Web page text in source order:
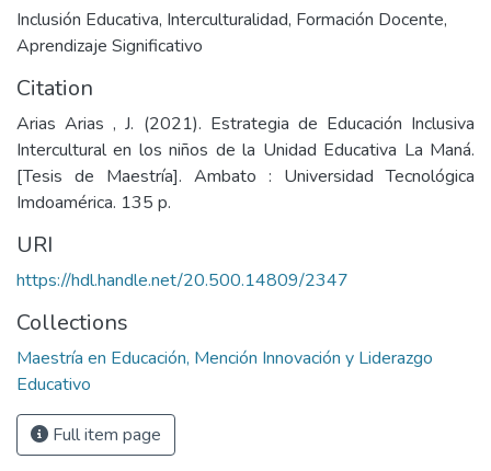
Inclusión Educativa, Interculturalidad, Formación Docente,
Aprendizaje Significativo
Citation
Arias Arias , J. (2021). Estrategia de Educación Inclusiva
Intercultural en los niños de la Unidad Educativa La Maná.
[Tesis de Maestría]. Ambato : Universidad Tecnológica
Imdoamérica. 135 p.
URI
https://hdl.handle.net/20.500.14809/2347
Collections
Maestría en Educación, Mención Innovación y Liderazgo
Educativo
Full item page